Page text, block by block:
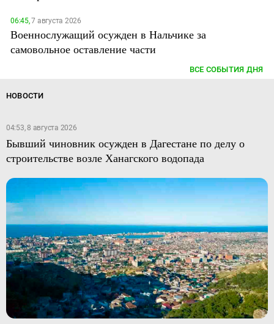
06:45,7 августа 2026
Военнослужащий осужден в Нальчике за
самовольное оставление части
ВСЕ СОБЫТИЯ ДНЯ
НОВОСТИ
04:53, 8 августа 2026
Бывший чиновник осужден в Дагестане по делу о
строительстве возле Ханагского водопада